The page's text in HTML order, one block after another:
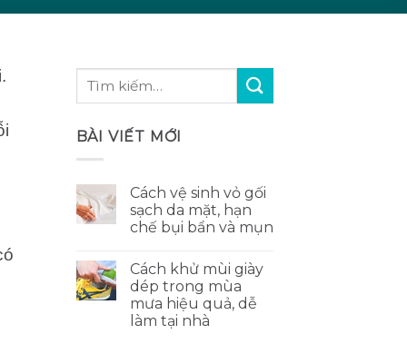
BÀI VIẾT MỚI
Cách vệ sinh vỏ gối
sạch da mặt, hạn
chế bụi bẩn và mụn
Cách khử mùi giày
dép trong mùa
mưa hiệu quả, dễ
làm tại nhà